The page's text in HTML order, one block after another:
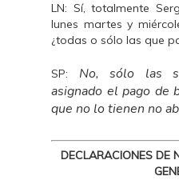
LN: Sí, totalmente
lunes martes y
¿todas o sólo las que
SP: No, sólo las
asignado el pago de
que no lo tienen no
DECLARACIONES DE